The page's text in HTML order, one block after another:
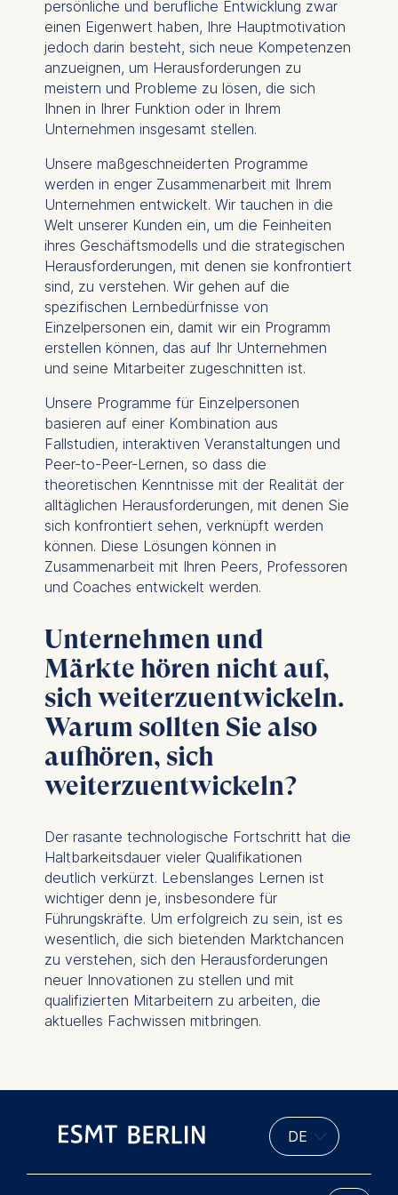
persönliche und berufliche Entwicklung zwar
einen Eigenwert haben, Ihre Hauptmotivation
jedoch darin besteht, sich neue Kompetenzen
anzueignen, um Herausforderungen zu
meistern und Probleme zu lösen, die sich
Ihnen in Ihrer Funktion oder in Ihrem
Unternehmen insgesamt stellen.
Unsere maßgeschneiderten Programme
werden in enger Zusammenarbeit mit Ihrem
Unternehmen entwickelt. Wir tauchen in die
Welt unserer Kunden ein, um die Feinheiten
ihres Geschäftsmodells und die strategischen
Herausforderungen, mit denen sie konfrontiert
sind, zu verstehen. Wir gehen auf die
spezifischen Lernbedürfnisse von
Einzelpersonen ein, damit wir ein Programm
erstellen können, das auf Ihr Unternehmen
und seine Mitarbeiter zugeschnitten ist.
Unsere Programme für Einzelpersonen
basieren auf einer Kombination aus
Fallstudien, interaktiven Veranstaltungen und
Peer-to-Peer-Lernen, so dass die
theoretischen Kenntnisse mit der Realität der
alltäglichen Herausforderungen, mit denen Sie
sich konfrontiert sehen, verknüpft werden
können. Diese Lösungen können in
Zusammenarbeit mit Ihren Peers, Professoren
und Coaches entwickelt werden.
Unternehmen und
Märkte hören nicht auf,
sich weiterzuentwickeln.
Warum sollten Sie also
aufhören, sich
weiterzuentwickeln?
Der rasante technologische Fortschritt hat die
Haltbarkeitsdauer vieler Qualifikationen
deutlich verkürzt. Lebenslanges Lernen ist
wichtiger denn je, insbesondere für
Führungskräfte. Um erfolgreich zu sein, ist es
wesentlich, die sich bietenden Marktchancen
zu verstehen, sich den Herausforderungen
neuer Innovationen zu stellen und mit
qualifizierten Mitarbeitern zu arbeiten, die
aktuelles Fachwissen mitbringen.